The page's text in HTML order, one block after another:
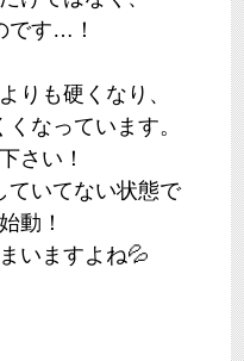
です…！
りも硬くなり、
なっています。
さい！
ていてない状態で
動！
いますよね💦